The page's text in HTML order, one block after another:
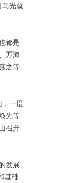
光就
都是
万海
之等
一度
先等
召开
发展
基础